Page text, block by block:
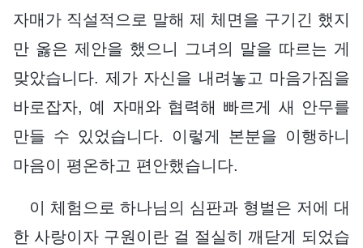
자매가 직설적으로 말해 제 체면을 구기긴 했지
만 옳은 제안을 했으니 그녀의 말을 따르는 게
맞았습니다. 제가 자신을 내려놓고 마음가짐을
바로잡자, 예 자매와 협력해 빠르게 새 안무를
만들 수 있었습니다. 이렇게 본분을 이행하니
마음이 평온하고 편안했습니다.
이 체험으로 하나님의 심판과 형벌은 저에 대
한 사랑이자 구원이란 걸 절실히 깨닫게 되었습